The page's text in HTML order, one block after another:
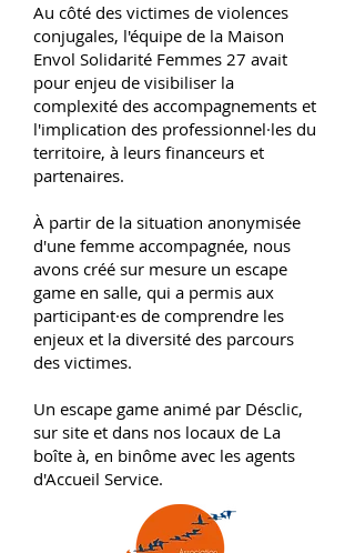
Au côté des victimes de violences
conjugales, l'équipe de la Maison
Envol Solidarité Femmes 27 avait
pour enjeu de visibiliser la
complexité des accompagnements et
l'implication des professionnel·les du
territoire, à leurs financeurs et
partenaires.
À partir de la situation anonymisée
d'une femme accompagnée, nous
avons créé sur mesure un escape
game en salle, qui a permis aux
participant·es de comprendre les
enjeux et la diversité des parcours
des victimes.
Un escape game animé par Désclic,
sur site et dans nos locaux de La
boîte à, en binôme avec les agents
d'Accueil Service.